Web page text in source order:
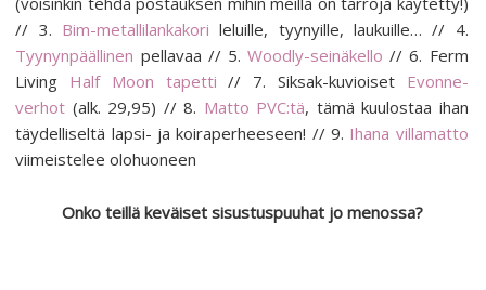
// 3. Bim-metallilankakori leluille, tyynyille, laukuille… // 4.
Tyynynpäällinen pellavaa // 5.Woodly-seinäkello // 6. Ferm
Living Half Moon tapetti // 7. Siksak-kuvioisetEvonne-
verhot (alk. 29,95) // 8. Matto PVC:tä, tämä kuulostaa ihan
täydelliseltä lapsi- ja koiraperheeseen! // 9. Ihana villamatto
viimeistelee olohuoneen
Onko teillä keväiset sisustuspuuhat jo menossa?